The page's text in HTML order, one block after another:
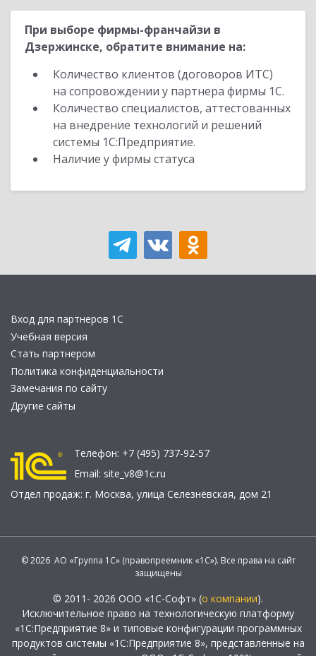
При выборе фирмы-франчайзи в
Дзержинске, обратите внимание на:
Количество клиентов (договоров ИТС)
на сопровождении у партнера фирмы 1С.
Количество специалистов, аттестованных
на внедрение технологий и решений
системы 1С:Предприятие.
Наличие у фирмы статуса
Вход для партнеров 1С
Учебная версия
Стать партнером
Политика конфиденциальности
Замечания по сайту
Другие сайты
Телефон: +7 (495) 737-92-57
Email: site_v8@1c.ru
Отдел продаж: г. Москва, улица Селезнёвская, дом 21
© 2026 АО «Группа 1С» (правопреемник «1С»). Все права на сайт
защищены
© 2011- 2026 ООО «1С-Софт» (о компании).
Исключительное право на технологическую платформу
«1С:Предприятие 8» и типовые конфигурации программных
продуктов системы «1С:Предприятие 8», представленные на